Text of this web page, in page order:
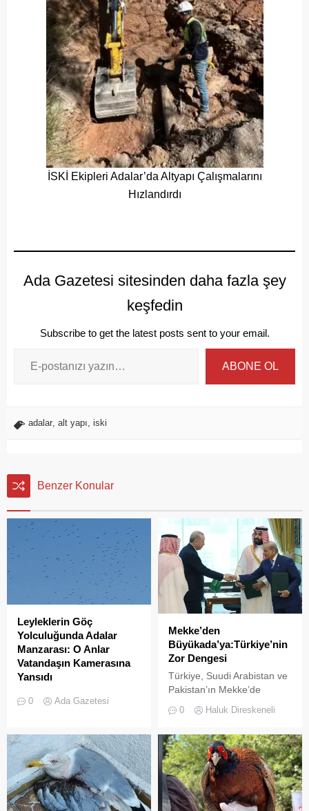
İSKİ Ekipleri Adalar’da Altyapı Çalışmalarını
Hızlandırdı
Ada Gazetesi sitesinden daha fazla şey
keşfedin
Subscribe to get the latest posts sent to your email.
ABONE OL
adalar alt yapı iski
Benzer Konular
Leyleklerin Göç
Yolculuğunda Adalar
Manzarası: O Anlar
Vatandaşın Kamerasına
Yansıdı
Sonbahar göçüne başlayan
leylek sürülerinin Adalar
devam ediyor. Göçmen
kuşların en önemli geçiş
güzergahlarından biri olan
İstanbul’da, yüzlerce
leyleğin Adalar
semalarındaki süzülüşü cep
0 Ada Gazetesi
Mekke’den
Büyükada’ya:Türkiye’nin
Zor Dengesi
Türkiye, Suudi Arabistan ve
Pakistan’ın Mekke’de
Anlaşması, bölgesel
bir dönemin işareti olabilir.
Anlaşmayı şimdiden “İslam
NATO’su” olarak
tanımlamak için erken.
Ancak Türkiye açısından
0 Haluk Direskeneli